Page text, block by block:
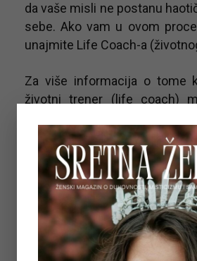
da vaše misli ne postanu
sebe. Ako vam u ovom
unajmite Life Coach-a
Za više informacija o tome
životni trener (life coach)
putem Skype-a ili Zoom-a,
knjigu“Život”možete kupiti